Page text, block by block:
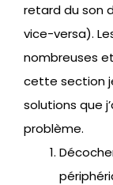
retard du son
vice-versa).
nombreuses
cette section
solutions que
problème.